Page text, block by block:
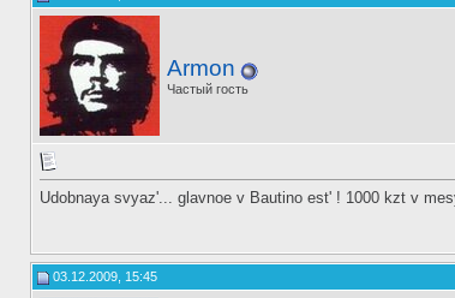
Armon
Частый гость
Udobnaya svyaz'... glavnoe v Bautino est' ! 1000 kzt v
03.12.2009, 15:45